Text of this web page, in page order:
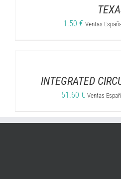
1.50 € Ventas
INTEGRATED
51.60 € Ventas